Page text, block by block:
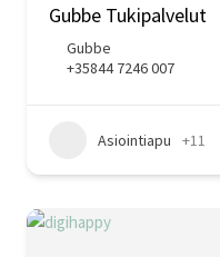
Gubbe Tukipalvelut
Gubbe
+35844 7246 007
Asiointiapu +11